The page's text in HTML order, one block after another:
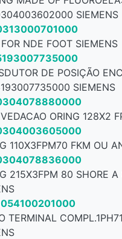
SIEMENS
NDE FOOT SIEMENS
DE POSIÇÃO
SIEMENS
ORING 128X2
110X3FPM70 FKM OU
215X3FPM 80 SHORE
TERMINAL